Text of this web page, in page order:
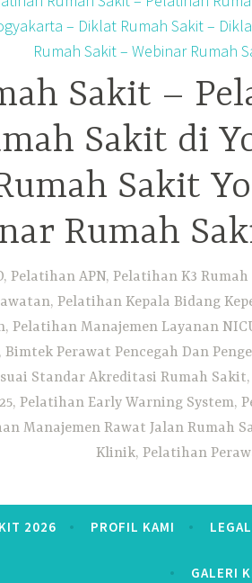
Sakit –
Sakit di
Sakit
Rumah
Pelatihan APN, Pelatihan K3
Pelatihan Kepala Bidang
Pelatihan Manajemen Layanan
Perawat Pencegah Dan
Standar Akreditasi Rumah
Pelatihan Early Warning
Manajemen Rawat Jalan Rumah
Klinik, Pelatihan
2026 PROFIL KAMI
GALERI